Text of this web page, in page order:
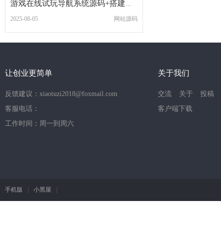
2025-08-05 网站源码
让创业更简单
反馈建议：xiaotuzi2018@foxmail.com
客服电话：
工作时间：周一到周六
关于我们
交流 关于
投稿
客户端下载
手机版 | 小黑屋 |